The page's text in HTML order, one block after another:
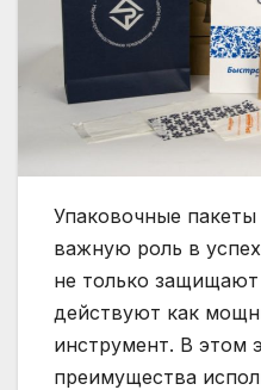
Упаковочные
важную роль в
не только
действуют как
инструмент. В этом
преимущества